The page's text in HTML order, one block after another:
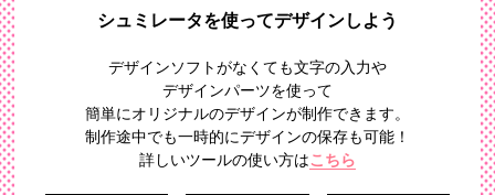
シュミレータを使ってデザインしよう
デザインソフトがなくても文字の入力や
デザインパーツを使って
簡単にオリジナルのデザインが制作できます。
制作途中でも一時的にデザインの保存も可能！
詳しいツールの使い方はこちら